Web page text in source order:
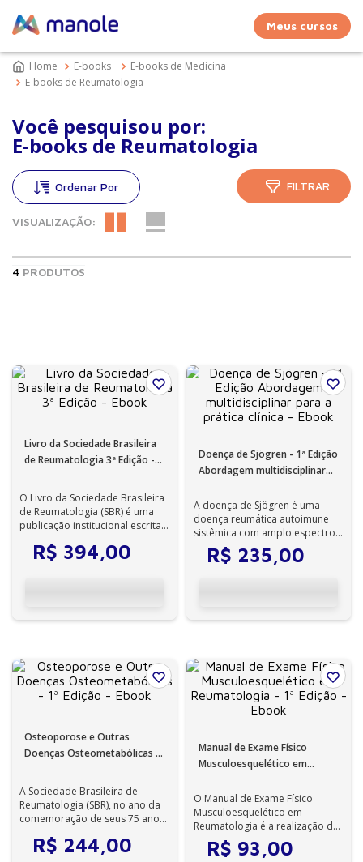
Meus cursos
E-books
E-books de Medicina
E-books de Reumatologia
Você pesquisou por:
E-books de Reumatologia
VISUALIZAÇÃO:
FILTRAR
4 PRODUTOS
Livro da Sociedade Brasileira
de Reumatologia 3ª Edição -
O Livro da Sociedade Brasileira
de Reumatologia (SBR) é uma
publicação institucional escrita
R$ 394 00
Doença de Sjögren - 1ª Edição
Abordagem multidisciplinar
A doença de Sjögren é uma
doença reumática autoimune
sistêmica com amplo espectro
de envolvimentos orgânicos e
manifesta...
R$ 235,00
Osteoporose e Outras
Doenças Osteometabólicas -
A Sociedade Brasileira de
Reumatologia (SBR), no ano da
comemoração de seus 75 anos
lan...R$ 244 00
Manual de Exame Físico
Musculoesquelético em
Ebook
O Manual de Exame Físico
Musculoesquelético em
Reumatologia é a realização de
um projeto acadêmico
desenvolvido por dois...
R$ 93,00